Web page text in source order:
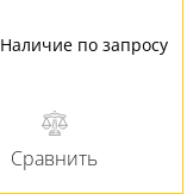
Наличие по запросу